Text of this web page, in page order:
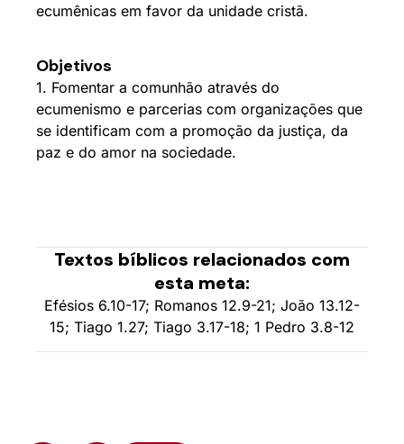
ecumênicas em favor da unidade cristã.
Objetivos
1. Fomentar a comunhão através do
ecumenismo e parcerias com organizações que
se identificam com a promoção da justiça, da
paz e do amor na sociedade.
Textos bíblicos relacionados com
esta meta:
Efésios 6.10-17; Romanos 12.9-21; João 13.12-
15; Tiago 1.27; Tiago 3.17-18; 1 Pedro 3.8-12